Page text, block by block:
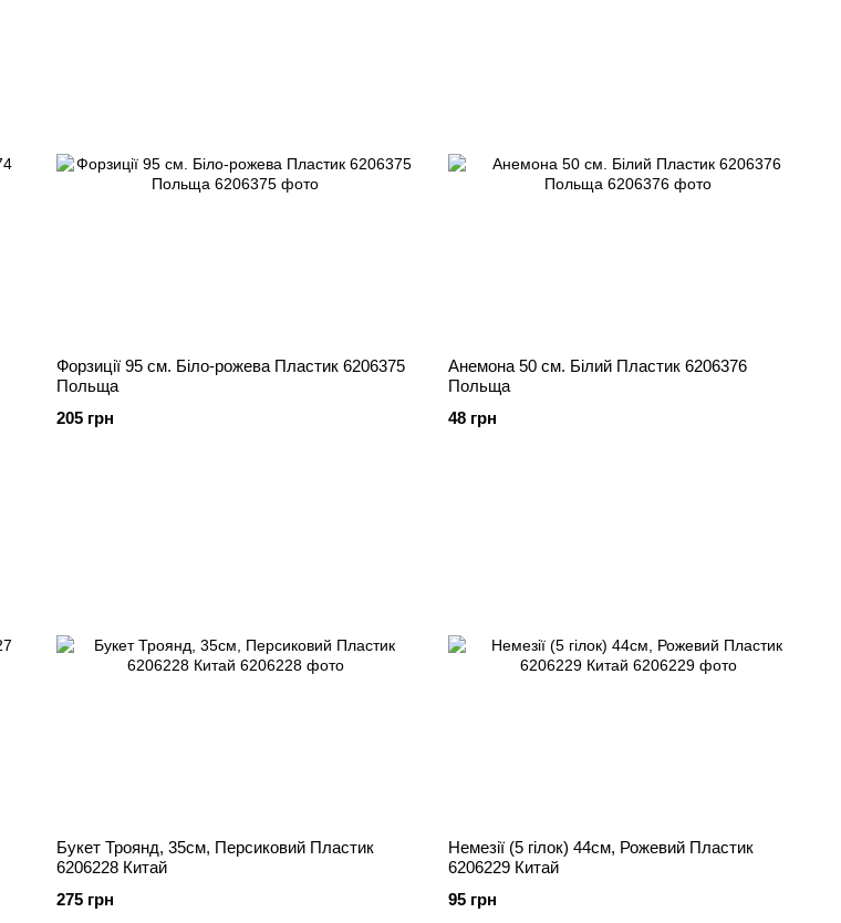
Форзиції 95 см. Біло-рожева Пластик 6206375
Польща
205 грн
Анемона 50 см. Білий Пластик 6206376
Польща
48 грн
Букет Троянд, 35см, Персиковий Пластик
6206228 Китай
275 грн
Немезії (5 гілок) 44см, Рожевий Пластик
6206229 Китай
95 грн